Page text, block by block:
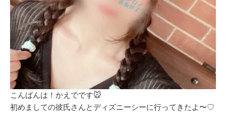
こんばんは！かえでです🐭
初めましての彼氏さんとディズニーシーに行ってきたよ〜♡